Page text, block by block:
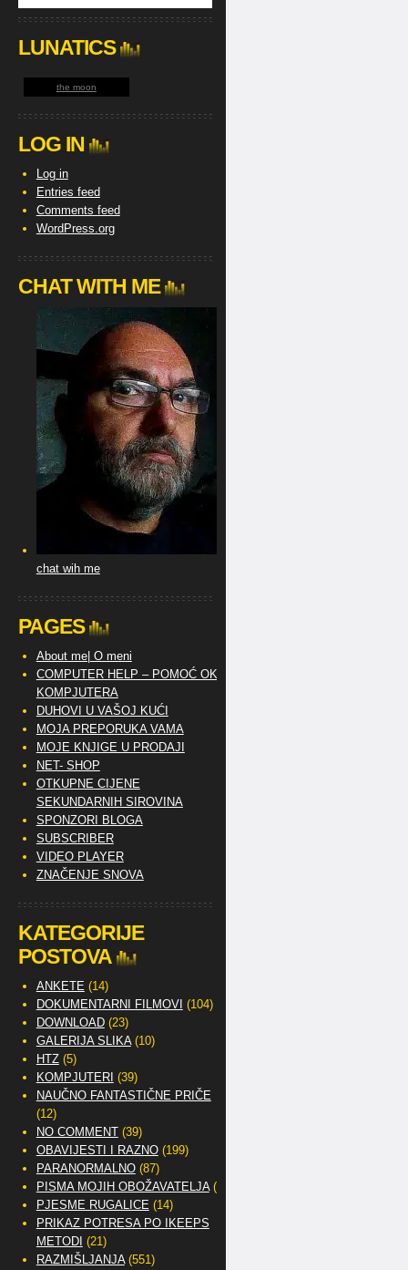
LUNATICS
the moon
LOG IN
Log in
Entries feed
Comments feed
WordPress.org
CHAT WITH ME
chat wih me
PAGES
About me| O meni
COMPUTER HELP – POMOĆ OKO
KOMPJUTERA
DUHOVI U VAŠOJ KUĆI
MOJA PREPORUKA VAMA
MOJE KNJIGE U PRODAJI
NET- SHOP
OTKUPNE CIJENE
SEKUNDARNIH SIROVINA
SPONZORI BLOGA
SUBSCRIBER
VIDEO PLAYER
ZNAČENJE SNOVA
KATEGORIJE
POSTOVA
ANKETE (14)
DOKUMENTARNI FILMOVI (104)
DOWNLOAD(23)
GALERIJA SLIKA(10)
HTZ(5)
KOMPJUTERI (39)
NAUČNO FANTASTIČNE PRIČE
(12)
NO COMMENT(39)
OBAVIJESTI I RAZNO(199)
PARANORMALNO(87)
PISMA MOJIH OBOŽAVATELJA(2)
PJESME RUGALICE (14)
PRIKAZ POTRESA PO IKEEPS
METODI (21)
RAZMIŠLJANJA(551)